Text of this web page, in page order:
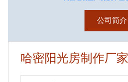
公司简介
哈密阳光房制作厂家